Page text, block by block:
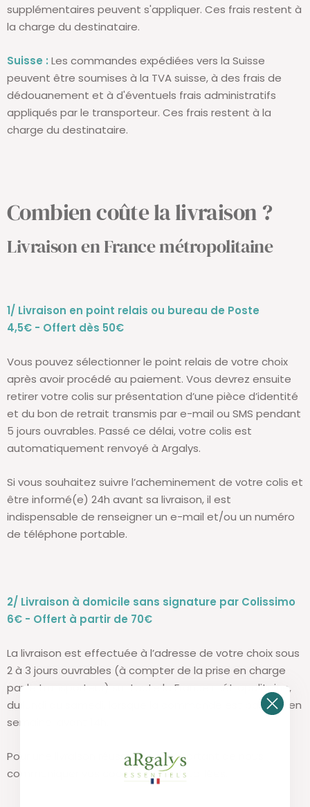
supplémentaires peuvent s'appliquer. Ces frais restent à
la charge du destinataire.
Suisse : Les commandes expédiées vers la Suisse
peuvent être soumises à la TVA suisse, à des frais de
dédouanement et à d'éventuels frais administratifs
appliqués par le transporteur. Ces frais restent à la
charge du destinataire.
Combien coûte la livraison ?
Livraison en France métropolitaine
1/ Livraison en point relais ou bureau de Poste
4,5€ - Offert dès 50€
Vous pouvez sélectionner le point relais de votre choix
après avoir procédé au paiement. Vous devrez ensuite
retirer votre colis sur présentation d’une pièce d’identité
et du bon de retrait transmis par e-mail ou SMS pendant
5 jours ouvrables. Passé ce délai, votre colis est
automatiquement renvoyé à Argalys.
Si vous souhaitez suivre l’acheminement de votre colis et
être informé(e) 24h avant sa livraison, il est
indispensable de renseigner un e-mail et/ou un numéro
de téléphone portable.
2/ Livraison à domicile sans signature par Colissimo
6€ - Offert à partir de 70€
La livraison est effectuée à l’adresse de votre choix sous
2 à 3 jours ouvrables (à compter de la prise en charge
par le transporteur) sur toute la France métropolitaine,
du lundi au samedi, lorsque la commande est passée, en
semaine, avant 14h.
Pour une livraison réussie, il est important de nous
communiquer vos coordonnées détaillées.